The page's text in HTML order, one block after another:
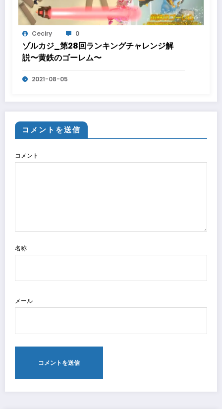
Ceciry 0
ゾルカジ_第28回ランキングチャレンジ解
説〜黄鉄のゴーレム〜
2021-08-05
コメントを送信
コメント
名称
メール